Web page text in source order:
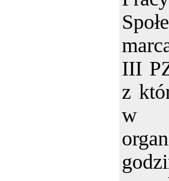
III
z
w